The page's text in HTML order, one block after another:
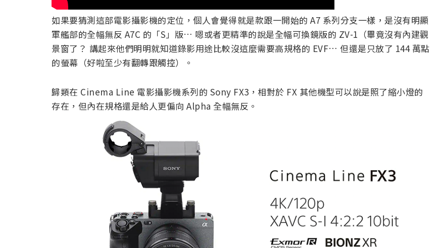
如果要猜測這部電影攝影機的定位，個人會覺得就是款跟一開始的 A7 系列分支一樣，是沒有明顯
軍艦部的全幅無反 A7C 的「S」版… 嗯或者更精準的說是全幅可換鏡版的 ZV-1（畢竟沒有內建觀
景窗了？ 講起來他們明明就知道錄影用途比較沒這麼需要高規格的 EVF… 但還是只放了 144 萬點
的螢幕（好啦至少有翻轉跟觸控）。
歸類在 Cinema Line 電影攝影機系列的 Sony FX3，相對於 FX 其他機型可以說是照了縮小燈的
存在，但內在規格還是給人更偏向 Alpha 全幅無反。